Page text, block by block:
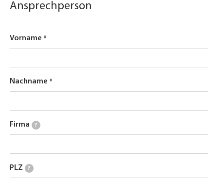
Ansprechperson
Vorname
Nachname
Firma ?
PLZ ?